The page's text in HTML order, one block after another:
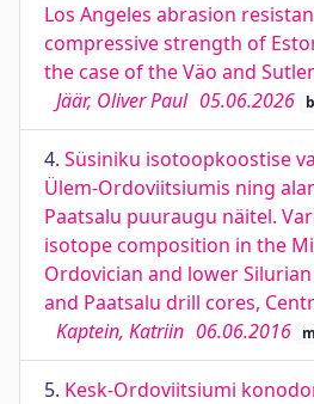
Los Angeles abrasion
compressive strength of
the case of the Väo and
Jäär, Oliver Paul 05.06.2026
4. Süsiniku isotoopkoostise
Ülem-Ordoviitsiumis ning
Paatsalu puuraugu näitel.
isotope composition in the
Ordovician and lower
and Paatsalu drill cores,
Kaptein, Katriin 06.06.2016
5. Kesk-Ordoviitsiumi